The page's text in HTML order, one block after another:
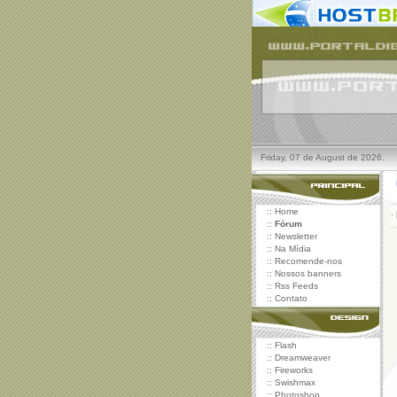
Friday, 07 de August de 2026.
:: Home
:: Fórum
:: Newsletter
:: Na Mídia
:: Recomende-nos
:: Nossos banners
:: Rss Feeds
:: Contato
:: Flash
:: Dreamweaver
:: Fireworks
:: Swishmax
:: Photoshop
·